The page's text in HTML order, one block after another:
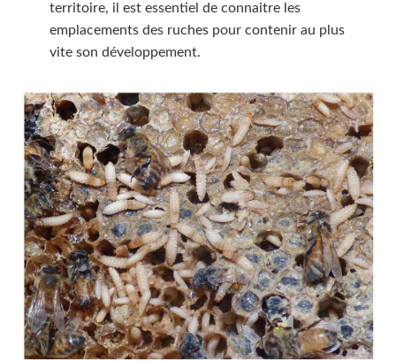
territoire, il est essentiel de connaitre les
emplacements des ruches pour contenir au plus
vite son développement.